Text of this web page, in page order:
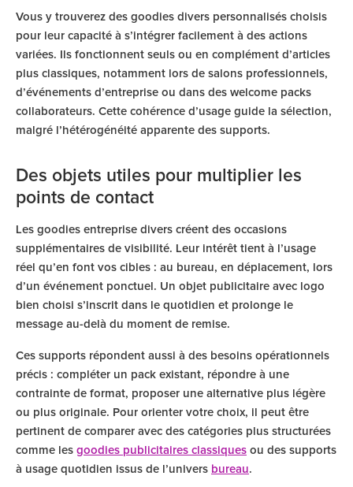
Vous y trouverez des goodies divers personnalisés choisis
pour leur capacité à s’intégrer facilement à des actions
variées. Ils fonctionnent seuls ou en complément d’articles
plus classiques, notamment lors de salons professionnels,
d’événements d’entreprise ou dans des welcome packs
collaborateurs. Cette cohérence d’usage guide la sélection,
malgré l’hétérogénéité apparente des supports.
Des objets utiles pour multiplier les
points de contact
Les goodies entreprise divers créent des occasions
supplémentaires de visibilité. Leur intérêt tient à l’usage
réel qu’en font vos cibles : au bureau, en déplacement, lors
d’un événement ponctuel. Un objet publicitaire avec logo
bien choisi s’inscrit dans le quotidien et prolonge le
message au-delà du moment de remise.
Ces supports répondent aussi à des besoins opérationnels
précis : compléter un pack existant, répondre à une
contrainte de format, proposer une alternative plus légère
ou plus originale. Pour orienter votre choix, il peut être
pertinent de comparer avec des catégories plus structurées
comme les goodies publicitaires classiques ou des supports
à usage quotidien issus de l’univers bureau.